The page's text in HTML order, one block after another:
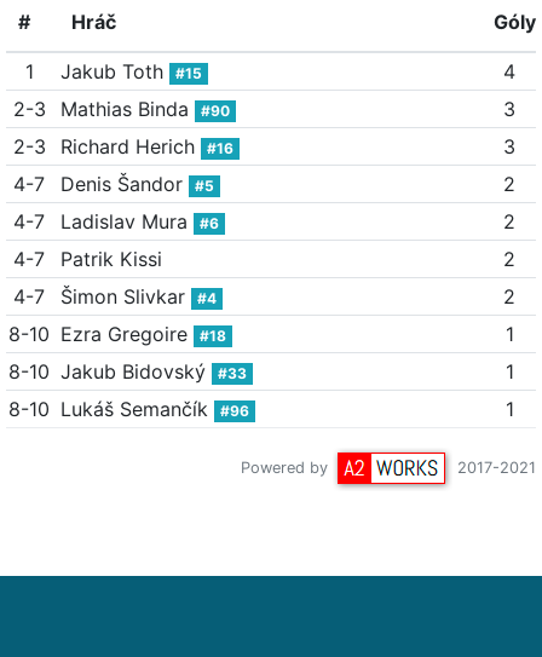
# Hráč Góly
1 Jakub Toth #15
4
2-3
Mathias Binda #90
3
2-3
Richard Herich #16
3
4-7
Denis Šandor #5
2
4-7
Ladislav Mura #6
2
4-7
Patrik Kissi
2
4-7
Šimon Slivkar #4
2
8-10 Ezra Gregoire #18
1
8-10 Jakub Bidovský #33
1
8-10 Lukáš Semančík #96 1
Powered by 2017-2021